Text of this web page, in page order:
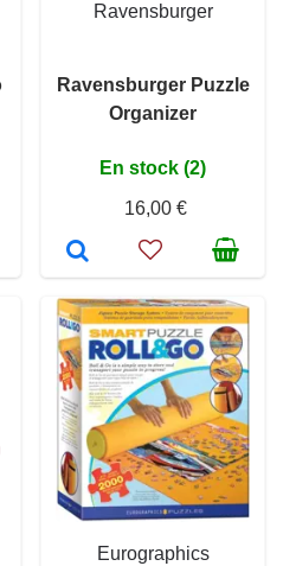
Ravensburger
Ravensburger Puzzle
Organizer
En stock (2)
16,00 €
Eurographics